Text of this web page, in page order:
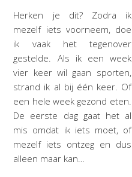
Herken je dit? Zodra ik
mezelf iets voorneem, doe
ik vaak het tegenover
gestelde. Als ik een week
vier keer wil gaan sporten,
strand ik al bij één keer. Of
een hele week gezond eten.
De eerste dag gaat het al
mis omdat ik iets moet, of
mezelf iets ontzeg en dus
alleen maar kan…